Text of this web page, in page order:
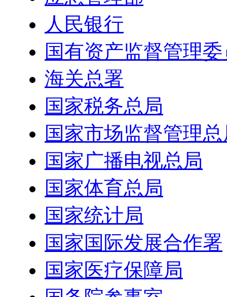
人民银行
国有资产监督管理
海关总署
国家税务总局
国家市场监督管理
国家广播电视总局
国家体育总局
国家统计局
国家国际发展合作署
国家医疗保障局